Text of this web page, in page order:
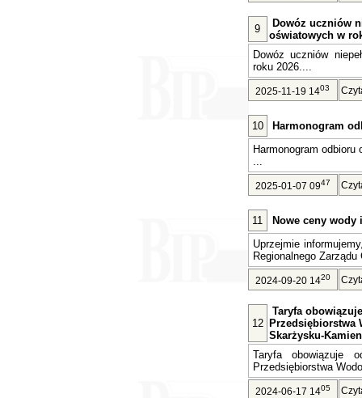
9
Dowóz uczniów
oświatowych w
Dowóz uczniów
roku 2026....
2025-11-19 1403
10
Harmonogram
Harmonogram odbioru
...
2025-01-07 0947
11
Nowe ceny wody
Uprzejmie
Regionalnego
2024-09-20 1420
12
Taryfa
Przedsiębiorstwa
Skarżysku-
Taryfa obowiązuje
Przedsiębiorstwa
2024-06-17 1405